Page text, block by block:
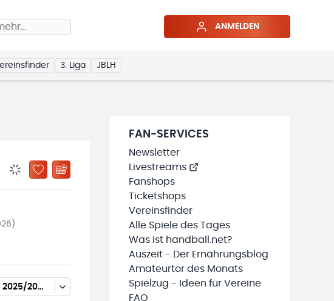
ANMELDEN
3. Liga JBLH
BENACHRICHTIGUNGSSTATUS WIRD GELADEN
ZU „MEINE TEAMS“ HINZUFÜGEN
gemischte F-Jugend Bezirksoberliga Staffel 12 (Hallenrunde 2025/2026)
FAN-SERVICES
Newsletter
Livestreams
Fanshops
Ticketshops
Vereinsfinder
Alle Spiele des Tages
Was ist handball.net?
Auszeit - Der Ernährungsblog
Amateurtor des Monats
Spielzug - Ideen für Vereine
FAQ